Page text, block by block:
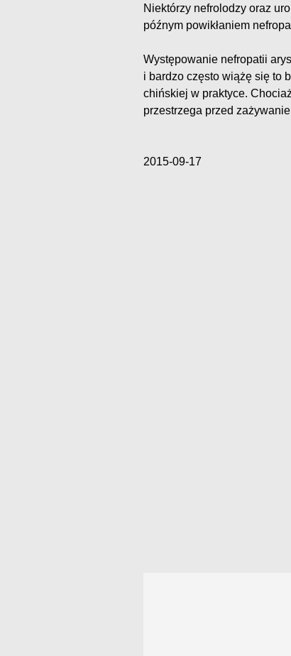
Niektórzy nefrolodzy oraz
późnym powikłaniem
Występowanie nefropatii
i bardzo często wiążę się to
chińskiej w praktyce.
przestrzega przed
2015-09-17